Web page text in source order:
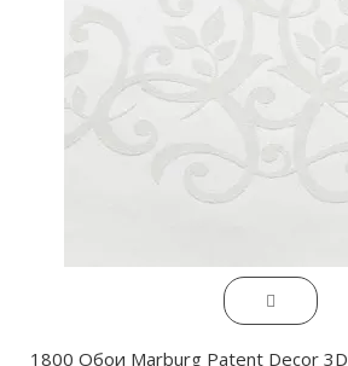
1800 Обои Marburg Patent Decor 3D